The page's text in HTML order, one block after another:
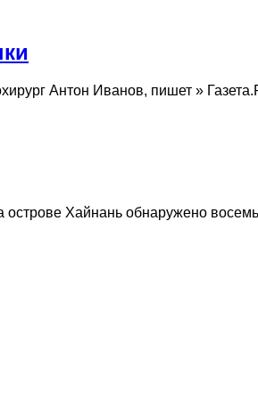
Антон Иванов, пишет »
острове Хайнань обнаружено